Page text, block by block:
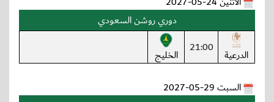
دوري روشن السعودي
الدرعية 21:00 الخليج
السبت 29-05-2027